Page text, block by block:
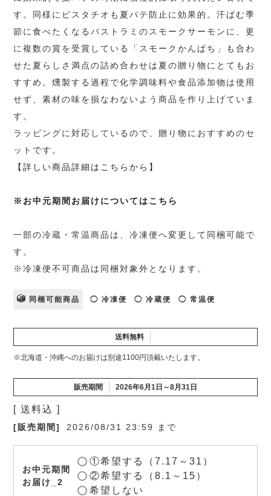
す。同様にピスタチオも夏バテ防止に効果的。汗ばむ季
節に食べたくなるパストラミのスモークサーモンに、更
に複数の賞を受賞している「スモークかんぱち」も合わ
せた夏らしさ満点の詰め合わせは夏の贈り物にとてもお
すすめ。燻製する過程で化学調味料や食品添加物は使用
せず、素材の味を損なわないよう商品を作り上げていま
す。
ラッピングに対応しているので、贈り物におすすめのセ
ットです。
【詳しい商品詳細はこちらから】
※お中元期間お届けについてはこちら
一部の冷蔵・常温商品は、冷凍便へ変更して同梱可能で
す。
※冷凍便不可商品は同梱対象外となります。
同梱可能商品 ◯ 冷凍便 ◯ 冷蔵便 ◯ 常温便
送料無料
※北海道・沖縄へのお届けは別途1100円頂戴いたします。
販売期間 2026年6月1日～8月31日
送料込
販売期間 2026/08/31 23:59
お中元期間
お届け_2
①希望する（7.17～31）
②希望する（8.1～15）
希望しない